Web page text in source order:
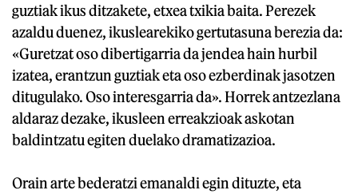
guztiak ikus ditzakete, etxea txikia baita. Perezek
azaldu duenez, ikuslearekiko gertutasuna berezia da:
«Guretzat oso dibertigarria da jendea hain hurbil
izatea, erantzun guztiak eta oso ezberdinak jasotzen
ditugulako. Oso interesgarria da». Horrek antzezlana
aldaraz dezake, ikusleen erreakzioak askotan
baldintzatu egiten duelako dramatizazioa.
Orain arte bederatzi emanaldi egin dituzte, eta